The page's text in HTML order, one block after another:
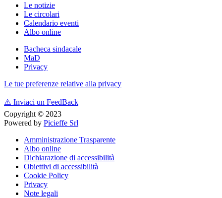
Le notizie
Le circolari
Calendario eventi
Albo online
Bacheca sindacale
MaD
Privacy
Le tue preferenze relative alla privacy
⚠️ Inviaci un FeedBack
Copyright © 2023
Powered by Picieffe Srl
Amministrazione Trasparente
Albo online
Dichiarazione di accessibilità
Obiettivi di accessibilità
Cookie Policy
Privacy
Note legali